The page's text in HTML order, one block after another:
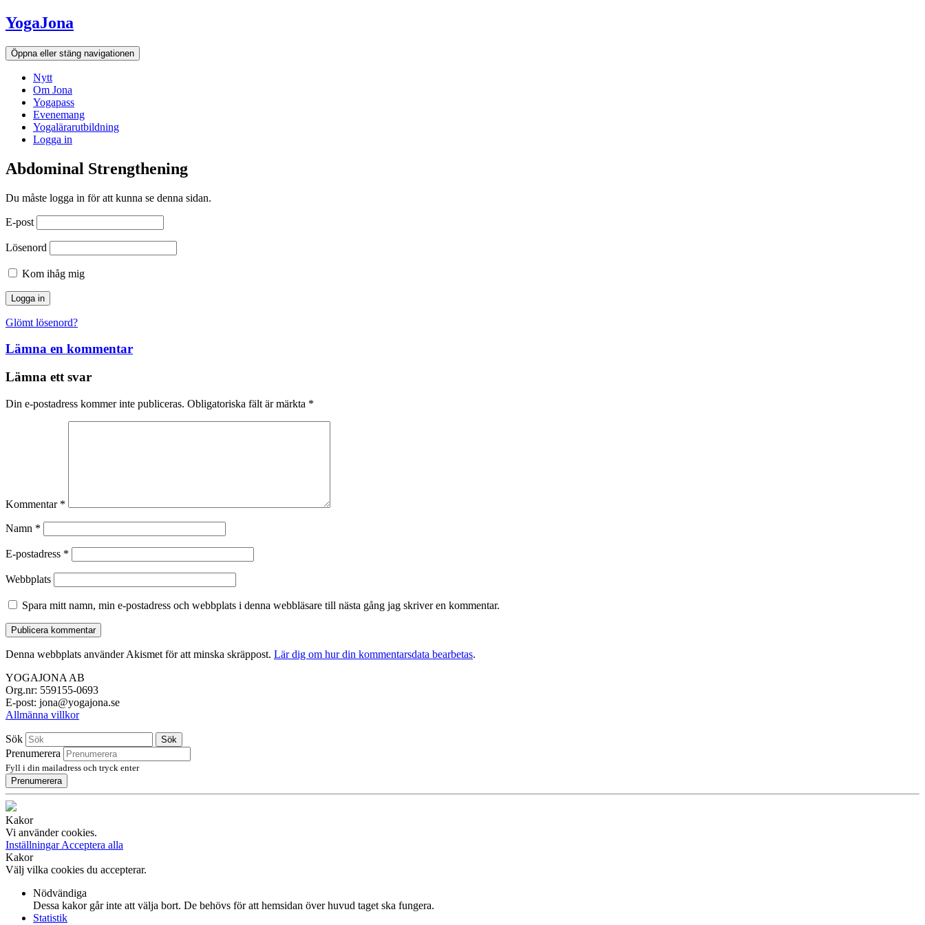
Hoppa
till
innehållet
YogaJona
Öppna eller stäng navigationen
Nytt
Om Jona
Yogapass
Evenemang
Yogalärarutbildning
Logga in
Abdominal Strengthening
Du måste logga in för att kunna se denna sidan.
E-post
Lösenord
Kom ihåg mig
Glömt lösenord?
Lämna en kommentar
Lämna ett svar
Din e-postadress kommer inte publiceras. Obligatoriska fält är märkta *
Kommentar *
Namn *
E-postadress *
Webbplats
Spara mitt namn, min e-postadress och webbplats i denna webbläsare till nästa gång jag skriver en kommentar.
Denna webbplats använder Akismet för att minska skräppost. Lär dig om hur din kommentarsdata bearbetas.
YOGAJONA AB
Org.nr: 559155-0693
E-post: jona@yogajona.se
Allmänna villkor
Sök Sök
Prenumerera
Fyll i din mailadress och tryck enter
Prenumerera
Kakor
Vi använder cookies.
InställningarAcceptera alla
Kakor
Välj vilka cookies du accepterar.
Nödvändiga
Dessa kakor går inte att välja bort. De behövs för att hemsidan över huvud taget ska fungera.
Statistik